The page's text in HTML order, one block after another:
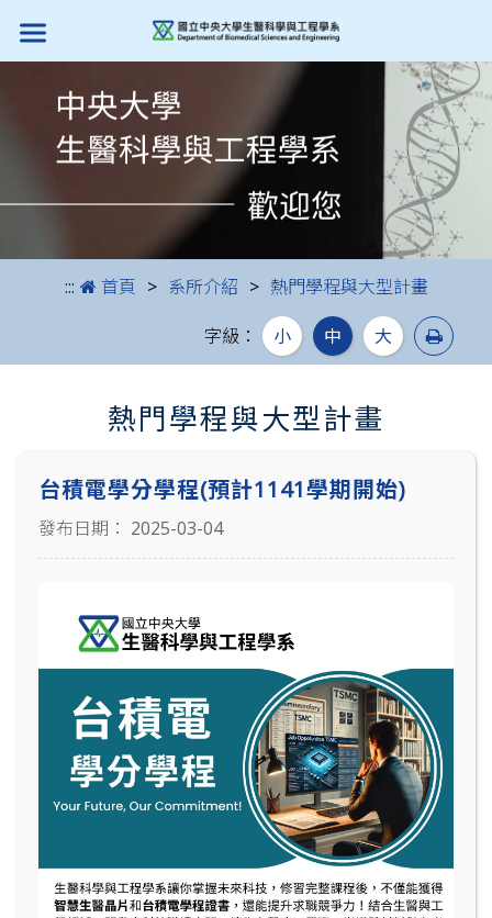
::: 首頁 系所介紹 熱門學程與大型計畫
字級： 小 中 大 列印
熱門學程與大型計畫
台積電學分學程(預計1141學期開始)
發布日期： 2025-03-04